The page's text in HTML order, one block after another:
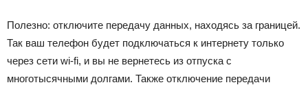
Полезно: отключите передачу данных, находясь за границей.
Так ваш телефон будет подключаться к интернету только
через сети wi-fi, и вы не вернетесь из отпуска с
многотысячными долгами. Также отключение передачи